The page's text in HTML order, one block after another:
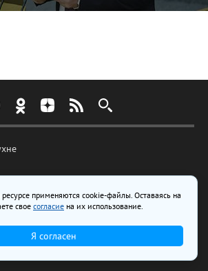
применяются cookie-файлы. Оставаясь на
свое согласие на их использование.
Я согласен